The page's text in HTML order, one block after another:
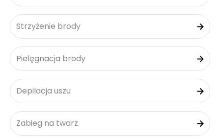
Strzyżenie brody
Pielęgnacja brody
Depilacja uszu
Zabieg na twarz